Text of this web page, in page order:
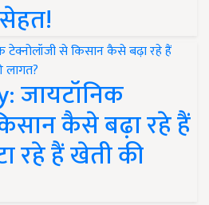
सेहत!
जायटॉनिक
कैसे बढ़ा रहे हैं
रहे हैं खेती की